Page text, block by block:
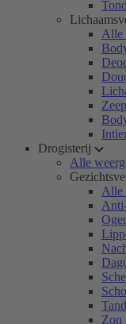
Alle
Zeep
Drogisterij
Alle
Alle
Zon